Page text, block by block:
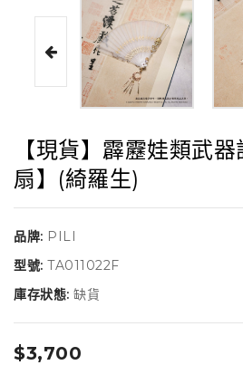
【現貨】霹靂娃類武
扇】(綺羅生)
品牌: PILI
型號: TA011022F
庫存狀態: 缺貨
$3,700